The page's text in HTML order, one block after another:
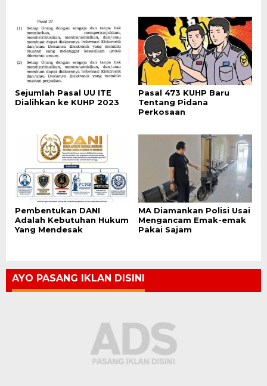
Sejumlah Pasal UU ITE
Dialihkan ke KUHP 2023
Pasal 473 KUHP Baru
Tentang Pidana
Perkosaan
Pembentukan DANI
Adalah Kebutuhan Hukum
Yang Mendesak
MA Diamankan Polisi Usai
Mengancam Emak-emak
Pakai Sajam
AYO PASANG IKLAN DISINI